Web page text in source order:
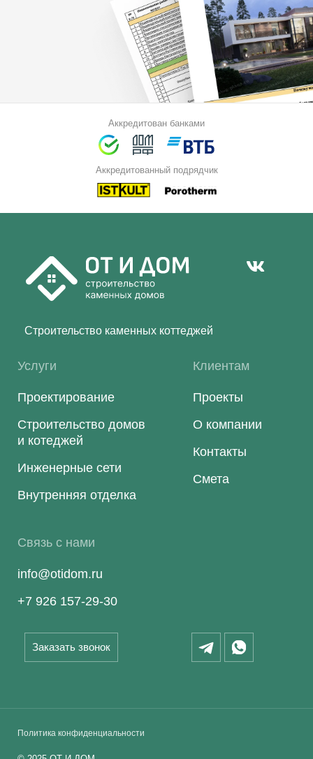
Аккредитован банками
Аккредитованный подрядчик
Строительство каменных коттеджей
Услуги
Проектирование
Строительство домов
и котеджей
Инженерные сети
Внутренняя отделка
Клиентам
Проекты
О компании
Контакты
Смета
Связь с нами
info@otidom.ru
+7 926 157-29-30
Заказать звонок
Политика конфиденциальности